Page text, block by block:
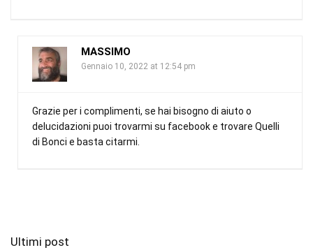
MASSIMO
Gennaio 10, 2022 at 12:54 pm
Grazie per i complimenti, se hai bisogno di aiuto o
delucidazioni puoi trovarmi su facebook e trovare Quelli
di Bonci e basta citarmi.
Ultimi post